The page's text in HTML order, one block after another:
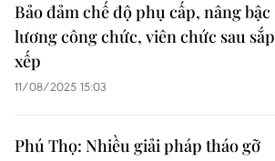
Bảo đảm chế độ phụ cấp, nâng bậc
lương công chức, viên chức sau sắp
xếp
11/08/2025 15:03
Phú Thọ: Nhiều giải pháp tháo gỡ